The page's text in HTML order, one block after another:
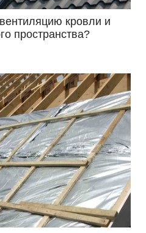
кровли и
пространства?